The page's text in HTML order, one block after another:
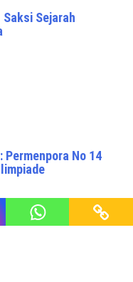
Sejarah
No 14